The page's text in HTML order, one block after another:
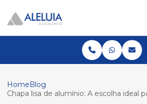
HomeBlog
Chapa lisa de alumínio: A escolha ideal